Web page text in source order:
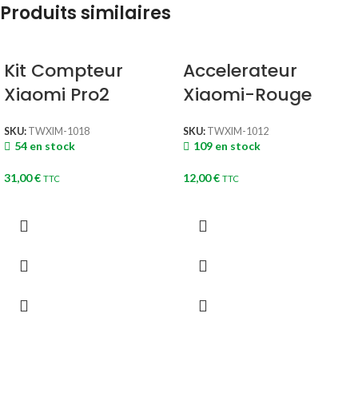
Produits similaires
Kit Compteur
Xiaomi Pro2
SKU: TWXIM-1018
54 en stock
31,00€ TTC
Accelerateur
Xiaomi-Rouge
SKU: TWXIM-1012
109 en stock
12,00€ TTC